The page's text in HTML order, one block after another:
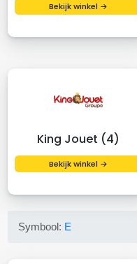
Bekijk winkel →
King Jouet (4)
Bekijk winkel →
Symbool: E